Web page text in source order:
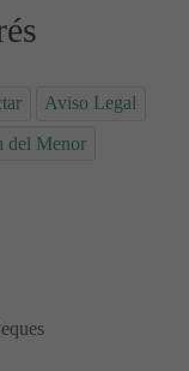
Aviso Legal
del Menor